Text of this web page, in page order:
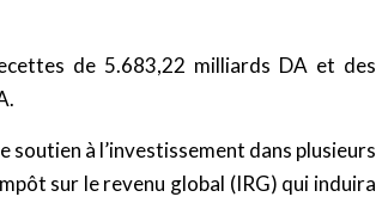
de 5.683,22 milliards DA et des
à l’investissement dans plusieurs
sur le revenu global (IRG) qui induira